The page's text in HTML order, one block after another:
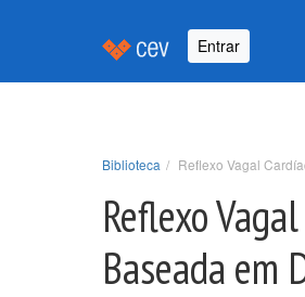
Entrar
Biblioteca Reflexo Vagal
Reflexo
Baseada em